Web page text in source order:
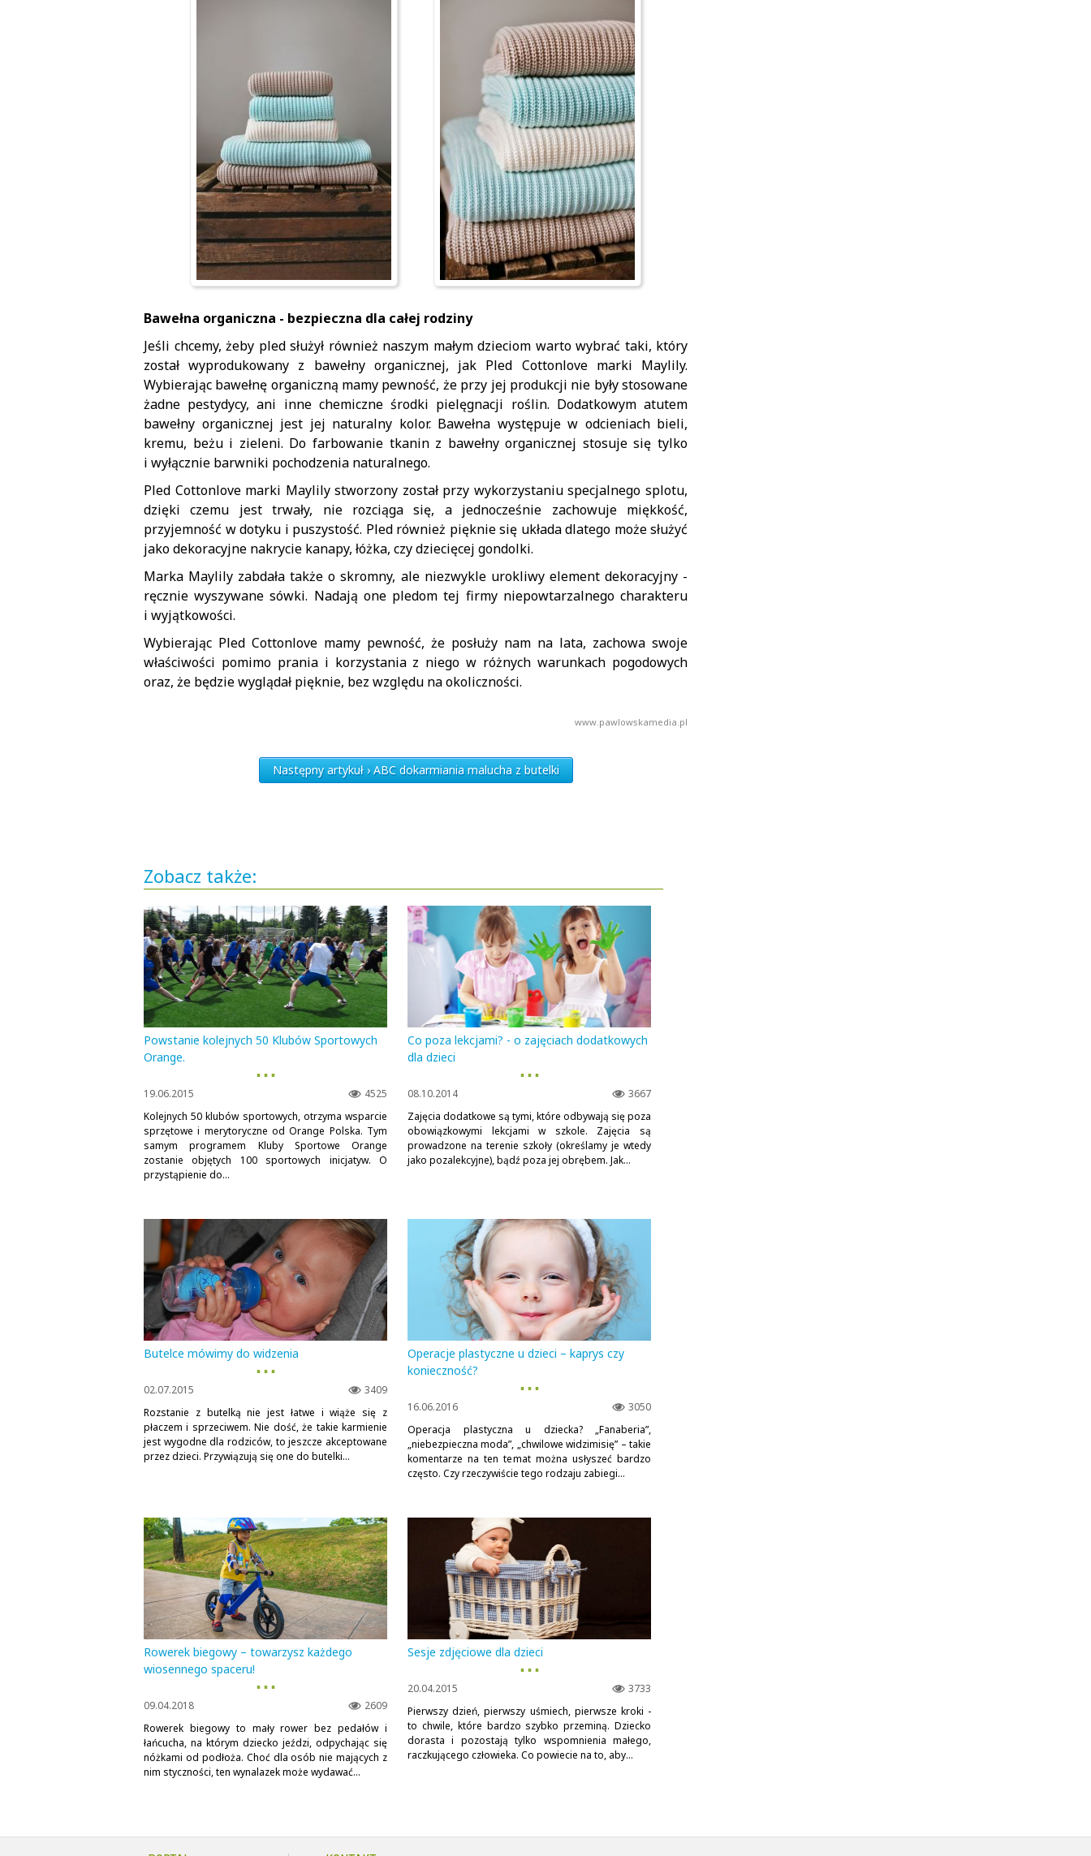
Bawełna organiczna - bezpieczna dla całej rodziny
Jeśli chcemy, żeby pled służył również naszym małym dzieciom warto wybrać taki, który
został wyprodukowany z bawełny organicznej, jak Pled Cottonlove marki Maylily.
Wybierając bawełnę organiczną mamy pewność, że przy jej produkcji nie były stosowane
żadne pestydycy, ani inne chemiczne środki pielęgnacji roślin. Dodatkowym atutem
bawełny organicznej jest jej naturalny kolor. Bawełna występuje w odcieniach bieli,
kremu, beżu i zieleni. Do farbowanie tkanin z bawełny organicznej stosuje się tylko
i wyłącznie barwniki pochodzenia naturalnego.
Pled Cottonlove marki Maylily stworzony został przy wykorzystaniu specjalnego splotu,
dzięki czemu jest trwały, nie rozciąga się, a jednocześnie zachowuje miękkość,
przyjemność w dotyku i puszystość. Pled również pięknie się układa dlatego może służyć
jako dekoracyjne nakrycie kanapy, łóżka, czy dziecięcej gondolki.
Marka Maylily zabdała także o skromny, ale niezwykle urokliwy element dekoracyjny -
ręcznie wyszywane sówki. Nadają one pledom tej firmy niepowtarzalnego charakteru
i wyjątkowości.
Wybierając Pled Cottonlove mamy pewność, że posłuży nam na lata, zachowa swoje
właściwości pomimo prania i korzystania z niego w różnych warunkach pogodowych
oraz, że będzie wyglądał pięknie, bez względu na okoliczności.
www.pawlowskamedia.pl
Następny artykuł › ABC dokarmiania malucha z butelki
Zobacz także:
Powstanie kolejnych 50 Klubów Sportowych
Orange.
▪ ▪ ▪
4525
19.06.2015
Kolejnych 50 klubów sportowych, otrzyma wsparcie
sprzętowe i merytoryczne od Orange Polska. Tym
samym programem Kluby Sportowe Orange
zostanie objętych 100 sportowych inicjatyw. O
przystąpienie do...
Co poza lekcjami? - o zajęciach dodatkowych
dla dzieci
▪ ▪ ▪
3667
08.10.2014
Zajęcia dodatkowe są tymi, które odbywają się poza
obowiązkowymi lekcjami w szkole. Zajęcia są
prowadzone na terenie szkoły (określamy je wtedy
jako pozalekcyjne), bądź poza jej obrębem. Jak...
Butelce mówimy do widzenia
▪ ▪ ▪
3409
02.07.2015
Rozstanie z butelką nie jest łatwe i wiąże się z
płaczem i sprzeciwem. Nie dość, że takie karmienie
jest wygodne dla rodziców, to jeszcze akceptowane
przez dzieci. Przywiązują się one do butelki...
Operacje plastyczne u dzieci – kaprys czy
konieczność?
▪ ▪ ▪
3050
16.06.2016
Operacja plastyczna u dziecka? „Fanaberia”,
„niebezpieczna moda”, „chwilowe widzimisię” – takie
komentarze na ten temat można usłyszeć bardzo
często. Czy rzeczywiście tego rodzaju zabiegi...
Rowerek biegowy – towarzysz każdego
wiosennego spaceru!
▪ ▪ ▪
2609
09.04.2018
Rowerek biegowy to mały rower bez pedałów i
łańcucha, na którym dziecko jeździ, odpychając się
nóżkami od podłoża. Choć dla osób nie mających z
nim styczności, ten wynalazek może wydawać...
Sesje zdjęciowe dla dzieci
▪ ▪ ▪
3733
20.04.2015
Pierwszy dzień, pierwszy uśmiech, pierwsze kroki -
to chwile, które bardzo szybko przeminą. Dziecko
dorasta i pozostają tylko wspomnienia małego,
raczkującego człowieka. Co powiecie na to, aby...